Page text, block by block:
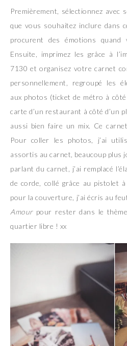
Premièrement, sélectionnez
que vous souhaitez inclure dans
procurent des émotions
Ensuite, imprimez les grâce à
7130 et organisez votre carnet
personnellement, regroupé les
aux photos (ticket de métro à
carte d’un restaurant à côté d’un
aussi bien faire un mix. Ce
Pour coller les photos, j’ai
assortis au carnet, beaucoup plus
parlant du carnet, j’ai remplacé
de corde, collé grâce au pistolet
pour la couverture, j’ai écris au
Amourpour rester dans le
quartier libre ! xx